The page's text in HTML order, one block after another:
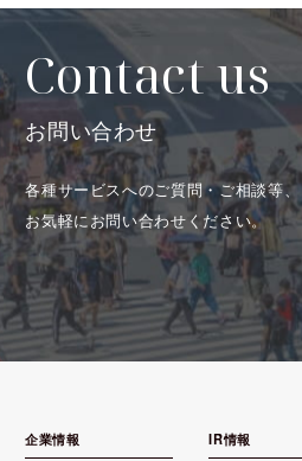
Contact us
お問い合わせ
各種サービスへのご質問・ご相談等、
お気軽にお問い合わせください。
企業情報 IR情報